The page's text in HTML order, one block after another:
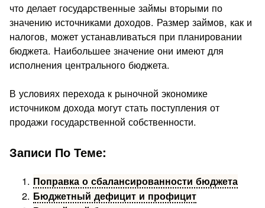
что делает государственные займы вторыми по
значению источниками доходов. Размер займов, как и
налогов, может устанавливаться при планировании
бюджета. Наибольшее значение они имеют для
исполнения центрального бюджета.
В условиях перехода к рыночной экономике
источником дохода могут стать поступления от
продажи государственной собственности.
Записи По Теме:
Поправка о сбалансированности бюджета
Бюджетный дефицит и профицит